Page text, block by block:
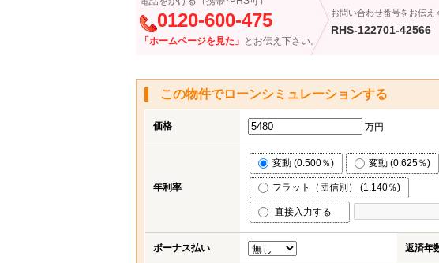
0120-600-475
「ホームページを見た」 とお伝え下さい。
お問い合わせ番号をお伝え
RHS-122701-42566
この物件でローンシミュレーションする
価格 万円
年利率
変動 (0.500％) 変動 (0.625％)
フラット（団信別） (1.140％)
直接入力する
ボーナス払い 返済年